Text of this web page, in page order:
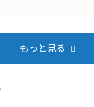
もっと見る